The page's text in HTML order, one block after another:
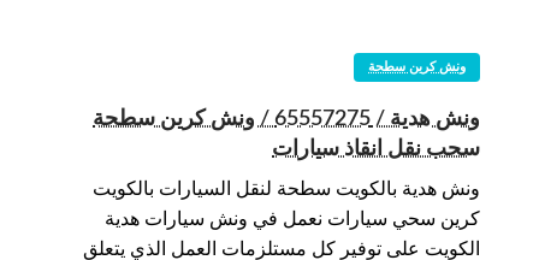
ونش كرين سطحة
ونش هدية / 65557275 / ونش كرين سطحة
سحب نقل انقاذ سيارات
ونش هدية بالكويت سطحة لنقل السيارات بالكويت
كرين سحي سيارات نعمل في ونش سيارات هدية
الكويت على توفير كل مستلزمات العمل الذي يتعلق